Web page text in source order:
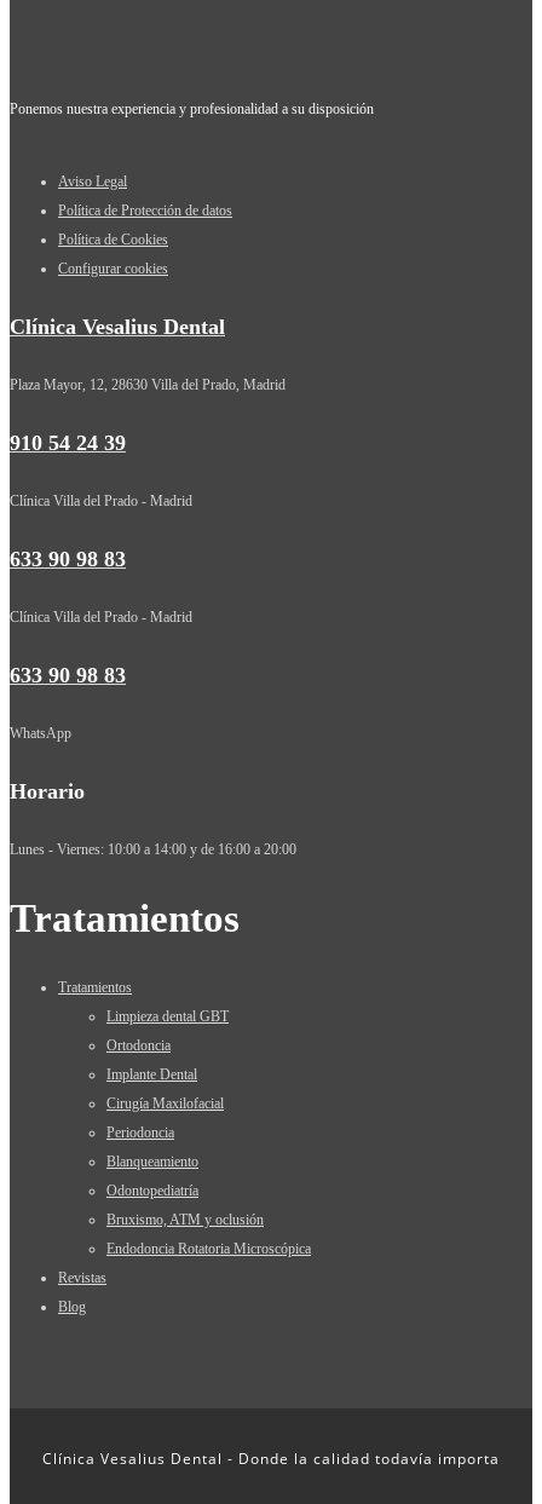
Ponemos nuestra experiencia y profesionalidad a su disposición
Aviso Legal
Política de Protección de datos
Política de Cookies
Configurar cookies
Clínica Vesalius Dental
Plaza Mayor, 12, 28630 Villa del Prado, Madrid
910 54 24 39
Clínica Villa del Prado - Madrid
633 90 98 83
Clínica Villa del Prado - Madrid
633 90 98 83
WhatsApp
Horario
Lunes - Viernes: 10:00 a 14:00 y de 16:00 a 20:00
Tratamientos
Tratamientos
Limpieza dental GBT
Ortodoncia
Implante Dental
Cirugía Maxilofacial
Periodoncia
Blanqueamiento
Odontopediatría
Bruxismo, ATM y oclusión
Endodoncia Rotatoria Microscópica
Revistas
Blog
Clínica Vesalius Dental - Donde la calidad todavía importa